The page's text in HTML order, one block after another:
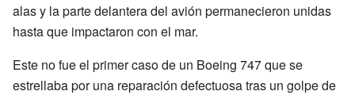
alas y la parte delantera del avión permanecieron unidas
hasta que impactaron con el mar.
Este no fue el primer caso de un Boeing 747 que se
estrellaba por una reparación defectuosa tras un golpe de